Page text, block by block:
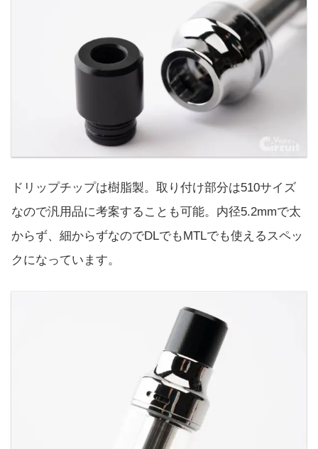
ドリップチップは樹脂製。取り付け部分は510サイズ
なので汎用品に考案することも可能。内径5.2mmで太
からず、細からずなのでDLでもMTLでも使えるスペッ
クになっています。